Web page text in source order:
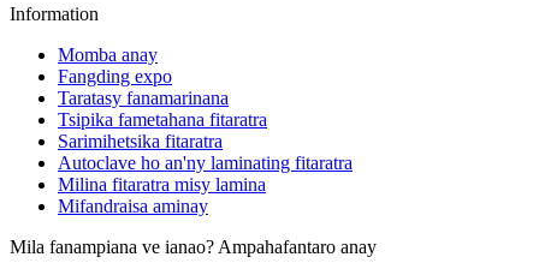
Information
Momba anay
Fangding expo
Taratasy fanamarinana
Tsipika fametahana fitaratra
Sarimihetsika fitaratra
Autoclave ho an'ny laminating fitaratra
Milina fitaratra misy lamina
Mifandraisa aminay
Mila fanampiana ve ianao? Ampahafantaro anay